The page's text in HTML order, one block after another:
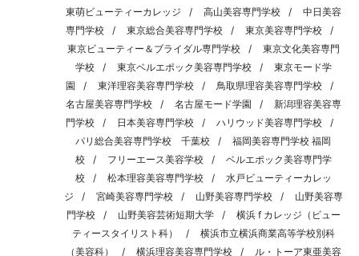
東萌ビューティーカレッジ
高山美容専門学校
中日美容
専門学校
東京総合美容専門学校
東京美容専門学校
東京ビューティー＆ブライダル専門学校
東京文化美容専門
学校
東京ベルエポック美容専門学校
東京モード学
園
東洋理容美容専門学校
鳥取県理容美容専門学校
名古屋美容専門学校
名古屋モード学園
新潟理容美容専
門学校
日本美容専門学校
ハリウッド美容専門学校
パリ総合美容専門学校 千葉校
福岡美容専門学校 福岡
校
フリーエース美容学校
ベルエポック美容専門学
校
松本理容美容専門学校
水戸ビューティーカレッ
ジ
宮崎美容専門学校 山野美容専門学校
山野美容専
門学校
山野美容芸術短期大学
横浜 f カレッジ（ビュー
ティースタイリスト科）
横浜市立横浜商業高等学校別科
（美容科）
横浜理容美容専門学校
ル・トーア東亜美容